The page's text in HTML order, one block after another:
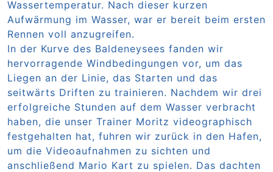
Wassertemperatur. Nach dieser kurzen
Aufwärmung im Wasser, war er bereit beim ersten
Rennen voll anzugreifen.
In der Kurve des Baldeneysees fanden wir
hervorragende Windbedingungen vor, um das
Liegen an der Linie, das Starten und das
seitwärts Driften zu trainieren. Nachdem wir drei
erfolgreiche Stunden auf dem Wasser verbracht
haben, die unser Trainer Moritz videographisch
festgehalten hat, fuhren wir zurück in den Hafen,
um die Videoaufnahmen zu sichten und
anschließend Mario Kart zu spielen. Das dachten